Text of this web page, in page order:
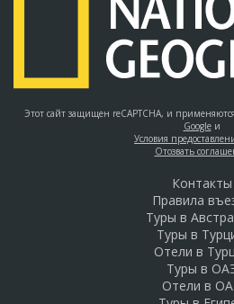
Этот сайт защищен reCAPTCHA, и применяются
Googleи
Условия
Отозвать
Контакты
Правила
Туры в
Туры в
Отели в
Туры в
Отели в